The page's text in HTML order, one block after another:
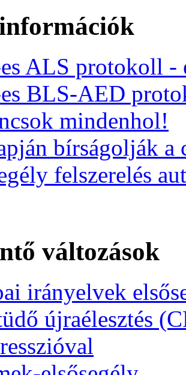
ALS protokoll -
BLS-AED
mindenhol!
bírságolják a
felszerelés
változások
irányelvek
újraélesztés